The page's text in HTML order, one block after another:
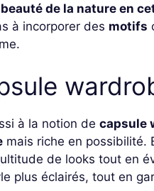
de la nature en
à incorporer des motifs
à la notion de capsule
mais riche en possibilité.
de looks tout en
plus éclairés, tout en